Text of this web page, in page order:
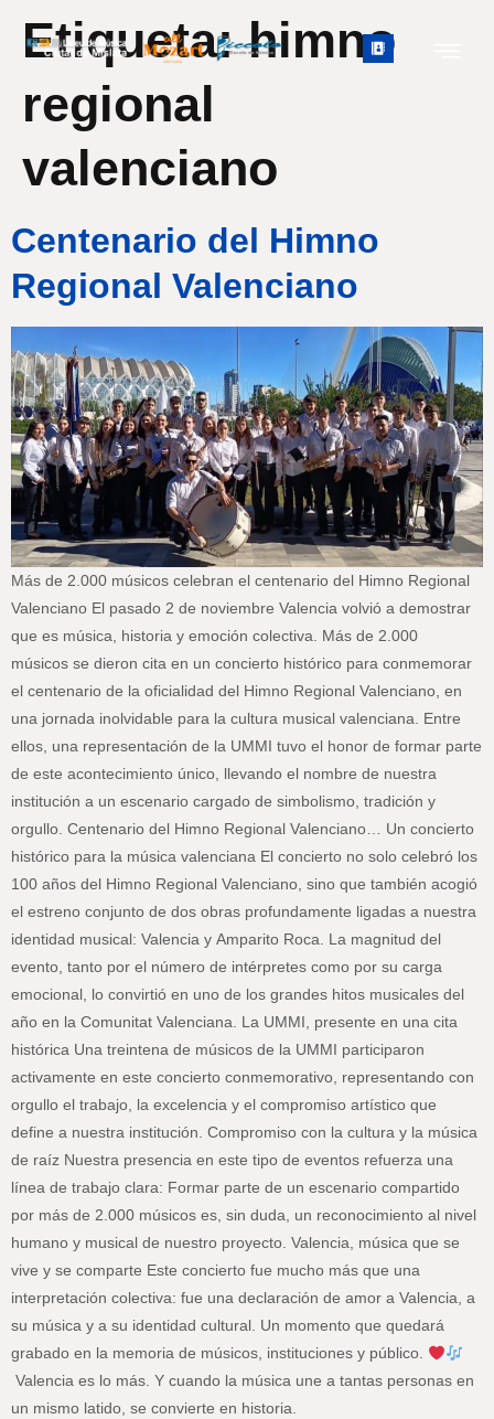
Etiqueta:himno
regional
valenciano
Centenario del Himno
Regional Valenciano
Más de 2.000 músicos celebran el centenario del Himno Regional
Valenciano El pasado 2 de noviembre Valencia volvió a demostrar
que es música, historia y emoción colectiva. Más de 2.000
músicos se dieron cita en un concierto histórico para conmemorar
el centenario de la oficialidad del Himno Regional Valenciano, en
una jornada inolvidable para la cultura musical valenciana. Entre
ellos, una representación de la UMMI tuvo el honor de formar parte
de este acontecimiento único, llevando el nombre de nuestra
institución a un escenario cargado de simbolismo, tradición y
orgullo. Centenario del Himno Regional Valenciano… Un concierto
histórico para la música valenciana El concierto no solo celebró los
100 años del Himno Regional Valenciano, sino que también acogió
el estreno conjunto de dos obras profundamente ligadas a nuestra
identidad musical: Valencia y Amparito Roca. La magnitud del
evento, tanto por el número de intérpretes como por su carga
emocional, lo convirtió en uno de los grandes hitos musicales del
año en la Comunitat Valenciana. La UMMI, presente en una cita
histórica Una treintena de músicos de la UMMI participaron
activamente en este concierto conmemorativo, representando con
orgullo el trabajo, la excelencia y el compromiso artístico que
define a nuestra institución. Compromiso con la cultura y la música
de raíz Nuestra presencia en este tipo de eventos refuerza una
línea de trabajo clara: Formar parte de un escenario compartido
por más de 2.000 músicos es, sin duda, un reconocimiento al nivel
humano y musical de nuestro proyecto. Valencia, música que se
vive y se comparte Este concierto fue mucho más que una
interpretación colectiva: fue una declaración de amor a Valencia, a
su música y a su identidad cultural. Un momento que quedará
grabado en la memoria de músicos, instituciones y público.
Valencia es lo más. Y cuando la música une a tantas personas en
un mismo latido, se convierte en historia.